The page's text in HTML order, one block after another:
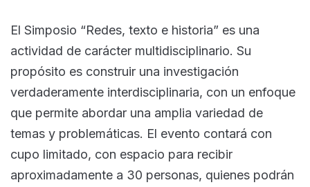
El Simposio “Redes, texto e historia” es una
actividad de carácter multidisciplinario. Su
propósito es construir una investigación
verdaderamente interdisciplinaria, con un enfoque
que permite abordar una amplia variedad de
temas y problemáticas. El evento contará con
cupo limitado, con espacio para recibir
aproximadamente a 30 personas, quienes podrán